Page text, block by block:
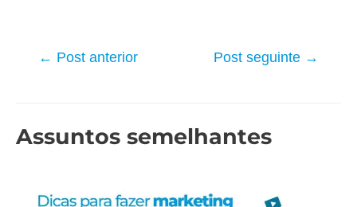
Navegação
← Post anterior Post seguinte →
Assuntos semelhantes